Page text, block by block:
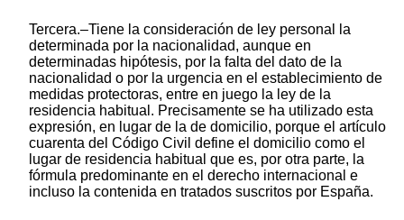
Tercera.–Tiene la consideración de ley personal la
determinada por la nacionalidad, aunque en
determinadas hipótesis, por la falta del dato de la
nacionalidad o por la urgencia en el establecimiento de
medidas protectoras, entre en juego la ley de la
residencia habitual. Precisamente se ha utilizado esta
expresión, en lugar de la de domicilio, porque el artículo
cuarenta del Código Civil define el domicilio como el
lugar de residencia habitual que es, por otra parte, la
fórmula predominante en el derecho internacional e
incluso la contenida en tratados suscritos por España.